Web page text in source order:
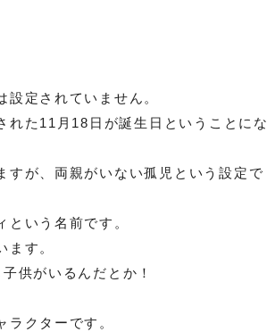
設定されていません。
れた11月18日が誕生日ということにな
すが、両親がいない孤児という設定で
という名前です。
ます。
供がいるんだとか！
ラクターです。